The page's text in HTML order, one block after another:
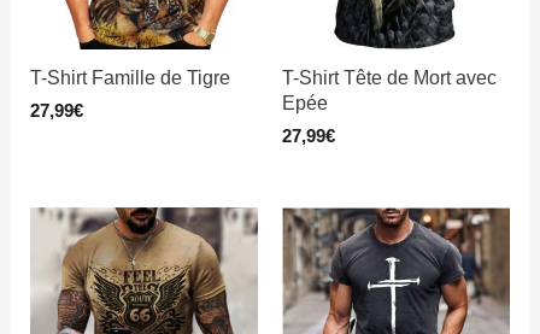
T-Shirt Famille de Tigre
27,99€
T-Shirt Tête de Mort avec
Epée
27,99€